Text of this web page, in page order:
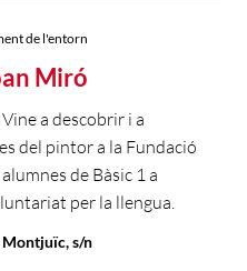
de l'entorn
Miró
a descobrir i a
del pintor a la Fundació
de Bàsic 1 a
per la llengua.
Montjuïc, s/n